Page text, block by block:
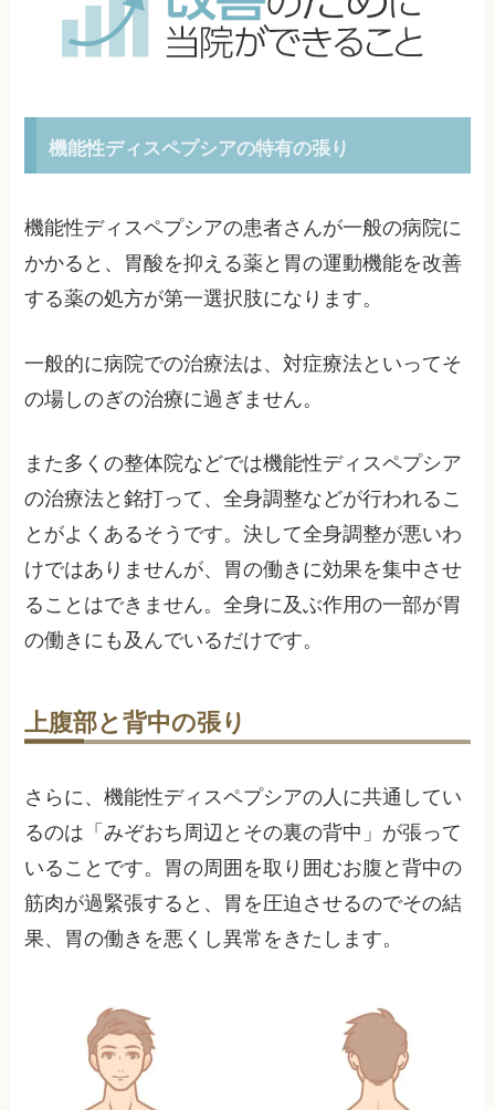
機能性ディスペプシアの特有の張り
機能性ディスペプシアの患者さんが一般の病院に
かかると、胃酸を抑える薬と胃の運動機能を改善
する薬の処方が第一選択肢になります。
一般的に病院での治療法は、対症療法といってそ
の場しのぎの治療に過ぎません。
また多くの整体院などでは機能性ディスペプシア
の治療法と銘打って、全身調整などが行われるこ
とがよくあるそうです。決して全身調整が悪いわ
けではありませんが、胃の働きに効果を集中させ
ることはできません。全身に及ぶ作用の一部が胃
の働きにも及んでいるだけです。
上腹部と背中の張り
さらに、機能性ディスペプシアの人に共通してい
るのは「みぞおち周辺とその裏の背中」が張って
いることです。胃の周囲を取り囲むお腹と背中の
筋肉が過緊張すると、胃を圧迫させるのでその結
果、胃の働きを悪くし異常をきたします。